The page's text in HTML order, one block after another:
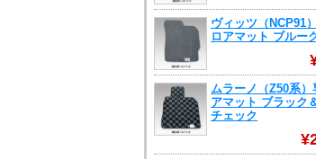
ヴィッツ（NCP91
ロアマット ブルー
ムラーノ（Z50系）
アマット ブラック
チェック